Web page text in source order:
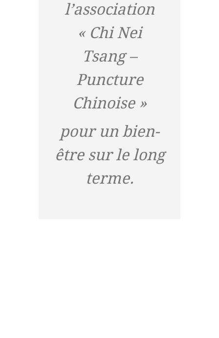
l’association
« Chi Nei
Tsang –
Puncture
Chinoise »
pour un bien-
être sur le long
terme.